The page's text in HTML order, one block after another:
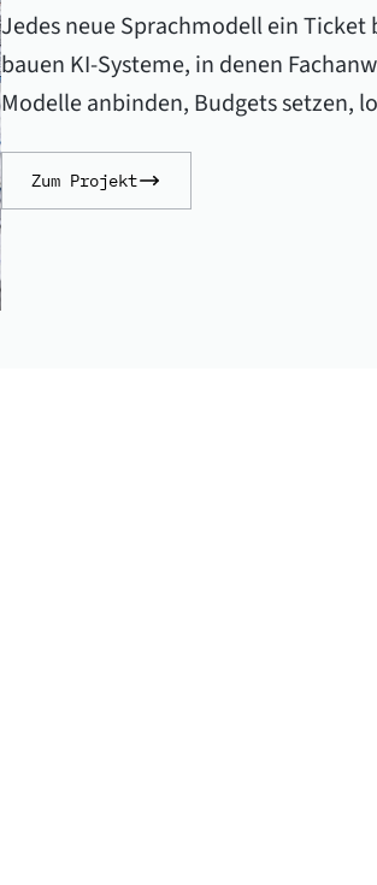
Jedes neue Sprachmodell ein
bauen KI-Systeme, in denen
Modelle anbinden, Budgets setzen,
Zum Projekt